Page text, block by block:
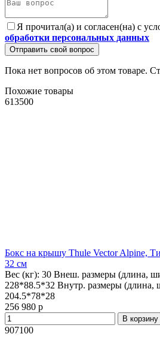
Я прочитал(а) и согласен(на) с
обработки персональных данных
Отправить свой вопрос
Пока нет вопросов об этом товаре.
Похожие товары
613500
Бокс на крышу Thule Vector Alpine,
32 см
Вес (кг): 30 Внеш. размеры (длина,
228*88.5*32 Внутр. размеры (длина,
204.5*78*28
256 980 р
В корзину
907100